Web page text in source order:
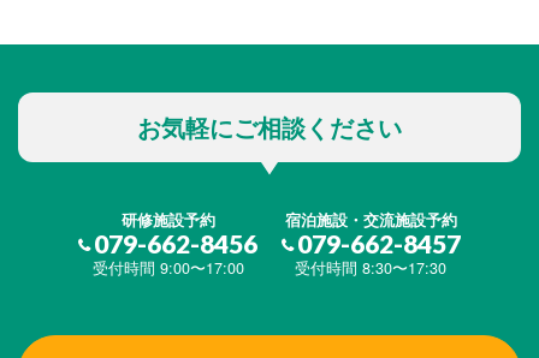
お気軽にご相談ください
研修施設予約
079-662-8456
受付時間 9:00〜17:00
宿泊施設・交流施設予約
079-662-8457
受付時間 8:30〜17:30